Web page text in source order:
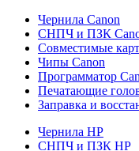
Чернила Canon
СНПЧ и ПЗК
Совместимые
Чипы Canon
Программатор
Печатающие
Заправка и
Чернила HP
СНПЧ и ПЗК HP